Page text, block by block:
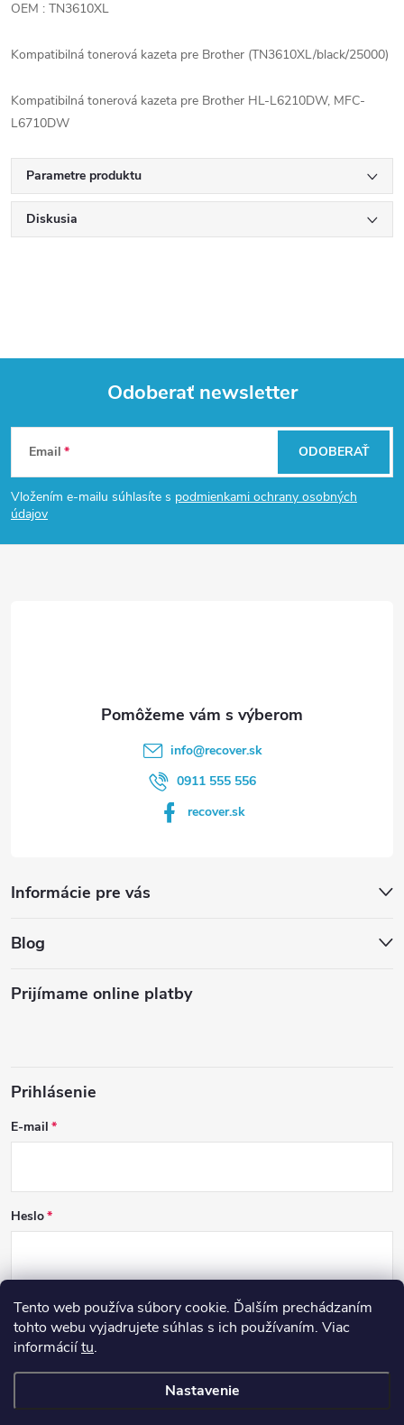
Tento web používa súbory cookie. Ďalším prechádzaním
tohto webu vyjadrujete súhlas s ich používaním. Viac
informáciítu.
Nastavenie
OEM : TN3610XL
Kompatibilná tonerová kazeta pre Brother (TN3610XL/black/25000)
Kompatibilná tonerová kazeta pre Brother HL-L6210DW, MFC-
L6710DW
Parametre produktu
Diskusia
Z
á
p
Odoberať newsletter
Email
Vložením e-mailu súhlasíte s podmienkami ochrany osobných
údajov
ODOBERAŤ
info@recover.sk
0911 555 556
recover.sk
Informácie pre vás
Blog
Prijímame online platby
Prihlásenie
E-mail
Heslo
PRIHLÁSIŤ SA